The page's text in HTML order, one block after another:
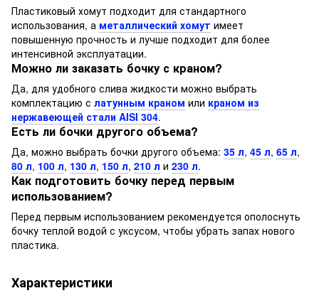
Пластиковый хомут подходит для стандартного
использования, а металлический хомут имеет
повышенную прочность и лучше подходит для более
интенсивной эксплуатации.
Можно ли заказать бочку с краном?
Да, для удобного слива жидкости можно выбрать
комплектацию с латунным краном или краном из
нержавеющей стали AISI 304.
Есть ли бочки другого объема?
Да, можно выбрать бочки другого объема: 35 л, 45 л, 65 л,
80 л, 100 л, 130 л, 150 л, 210 л и 230 л.
Как подготовить бочку перед первым
использованием?
Перед первым использованием рекомендуется ополоснуть
бочку теплой водой с уксусом, чтобы убрать запах нового
пластика.
Характеристики